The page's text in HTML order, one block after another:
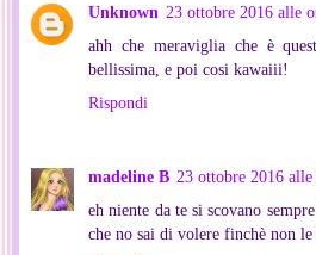
Unknown 23 ottobre 2016 alle
ahh che meraviglia che è
bellissima, e poi cosi kawaiii!
Rispondi
madeline B 23 ottobre 2016
eh niente da te si scovano
che no sai di volere finchè non